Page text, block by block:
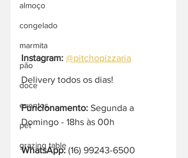
almoço
congelado
marmita
pão
doce
eventos
pet
grazing table
Instagram: @pitchopizzaria
Delivery todos os dias!
Funcionamento: Segunda a
Domingo - 18hs às 00h
WhatsApp: (16) 99243-6500